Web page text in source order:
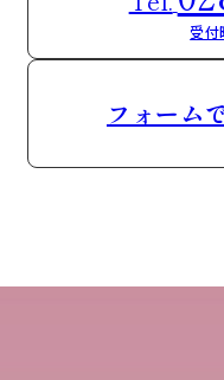
受
フォーム